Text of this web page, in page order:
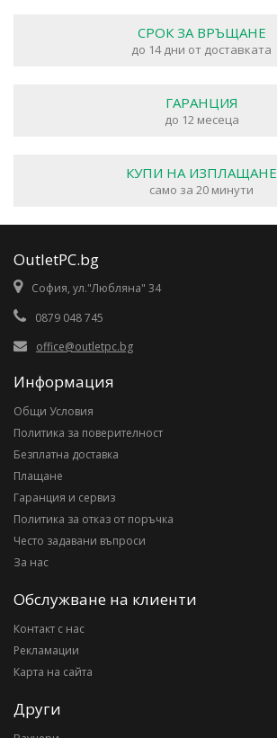
СРОК ЗА ВРЪЩАНЕ
до 14 дни от доставката
ГАРАНЦИЯ
до 12 месеца
КУПИ НА ИЗПЛАЩАНЕ
само за 20 минути
OutletPC.bg
София, ул."Любляна" 34
0879 048 745
office@outletpc.bg
Информация
Общи Условия
Политика за поверителност
Безплатна доставка
Плащане
Гаранция и сервиз
Политика за отказ от поръчка
Често задавани въпроси
За нас
Обслужване на клиенти
Контакт с нас
Рекламации
Карта на сайта
Други